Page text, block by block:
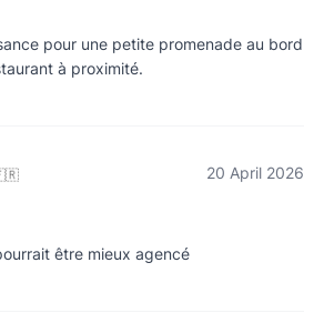
pour une petite promenade au bord
à proximité.
20 April 2026
être mieux agencé